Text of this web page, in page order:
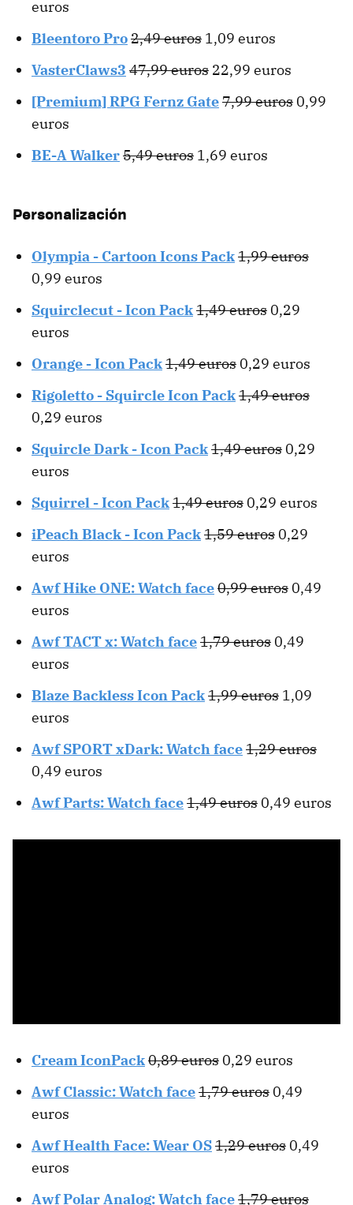
euros
Bleentoro Pro2,49 euros 1,09 euros
VasterClaws3 47,99 euros 22,99 euros
[Premium] RPG Fernz Gate7,99 euros 0,99
euros
BE-A Walker5,49 euros 1,69 euros
Personalización
Olympia - Cartoon Icons Pack1,99 euros
0,99 euros
Squirclecut - Icon Pack1,49 euros 0,29
euros
Orange - Icon Pack1,49 euros 0,29 euros
Rigoletto - Squircle Icon Pack1,49 euros
0,29 euros
Squircle Dark - Icon Pack1,49 euros 0,29
euros
Squirrel - Icon Pack1,49 euros 0,29 euros
iPeach Black - Icon Pack1,59 euros 0,29
euros
Awf Hike ONE: Watch face0,99 euros 0,49
euros
Awf TACT x: Watch face1,79 euros 0,49
euros
Blaze Backless Icon Pack1,99 euros 1,09
euros
Awf SPORT xDark: Watch face1,29 euros
0,49 euros
Awf Parts: Watch face1,49 euros 0,49 euros
Cream IconPack0,89 euros 0,29 euros
Awf Classic: Watch face1,79 euros 0,49
euros
Awf Health Face: Wear OS1,29 euros 0,49
euros
Awf Polar Analog: Watch face1,79 euros